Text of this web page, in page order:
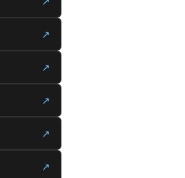
↗
↗
↗
↗
↗